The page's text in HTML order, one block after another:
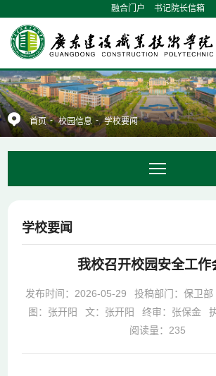
融合门户 书记院长信箱
首页 - 校园信息 - 学校要闻
学校要闻
我校召开校园安全工作
发布时间：2026-05-29 投稿部门：保卫部
图：张开阳
文：张开阳 终审：张保金
阅读量： 235